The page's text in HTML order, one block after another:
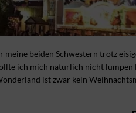
meine beiden Schwestern trotz
ich mich natürlich nicht lumpen
ist zwar kein